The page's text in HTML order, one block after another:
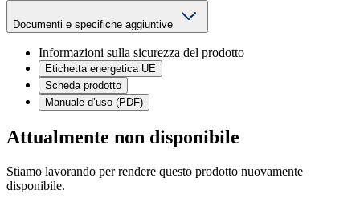
Documenti e specifiche aggiuntive
Informazioni sulla sicurezza del prodotto
Etichetta energetica UE
Scheda prodotto
Manuale d’uso (PDF)
Attualmente non disponibile
Stiamo lavorando per rendere questo prodotto nuovamente
disponibile.